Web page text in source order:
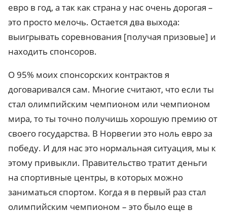
евро в год, а так как страна у нас очень дорогая –
это просто мелочь. Остается два выхода:
выигрывать соревнования [получая призовые] и
находить спонсоров.
О 95% моих спонсорских контрактов я
договаривался сам. Многие считают, что если ты
стал олимпийским чемпионом или чемпионом
мира, то ты точно получишь хорошую премию от
своего государства. В Норвегии это ноль евро за
победу. И для нас это нормальная ситуация, мы к
этому привыкли. Правительство тратит деньги
на спортивные центры, в которых можно
заниматься спортом. Когда я в первый раз стал
олимпийским чемпионом – это было еще в